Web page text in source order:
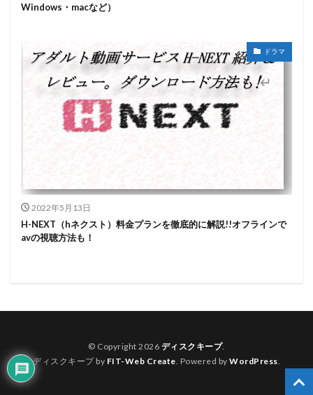
Windows・macなど）
ドラマ
2022年5月13日
H-NEXT（hネクスト）料金プランを徹底的に解説!!オフラインで
avの視聴方法も！
© Copyright 2026 ディスクキープ.
ディスクキープ by FIT-Web Create . Powered by WordPress